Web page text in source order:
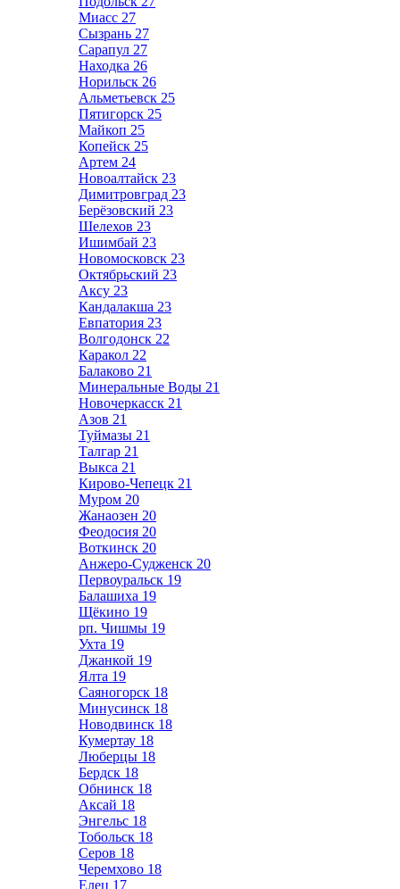
Миасс 27
Сызрань 27
Сарапул 27
Находка 26
Норильск 26
Альметьевск 25
Пятигорск 25
Майкоп 25
Копейск 25
Артем 24
Новоалтайск 23
Димитровград 23
Берёзовский 23
Шелехов 23
Ишимбай 23
Новомосковск 23
Октябрьский 23
Аксу 23
Кандалакша 23
Евпатория 23
Волгодонск 22
Каракол 22
Балаково 21
Минеральные Воды 21
Новочеркасск 21
Азов 21
Туймазы 21
Талгар 21
Выкса 21
Кирово-Чепецк 21
Муром 20
Жанаозен 20
Феодосия 20
Воткинск 20
Анжеро-Судженск 20
Первоуральск 19
Балашиха 19
Щёкино 19
рп. Чишмы 19
Ухта 19
Джанкой 19
Ялта 19
Саяногорск 18
Минусинск 18
Новодвинск 18
Кумертау 18
Люберцы 18
Бердск 18
Обнинск 18
Аксай 18
Энгельс 18
Тобольск 18
Серов 18
Черемхово 18
Елец 17